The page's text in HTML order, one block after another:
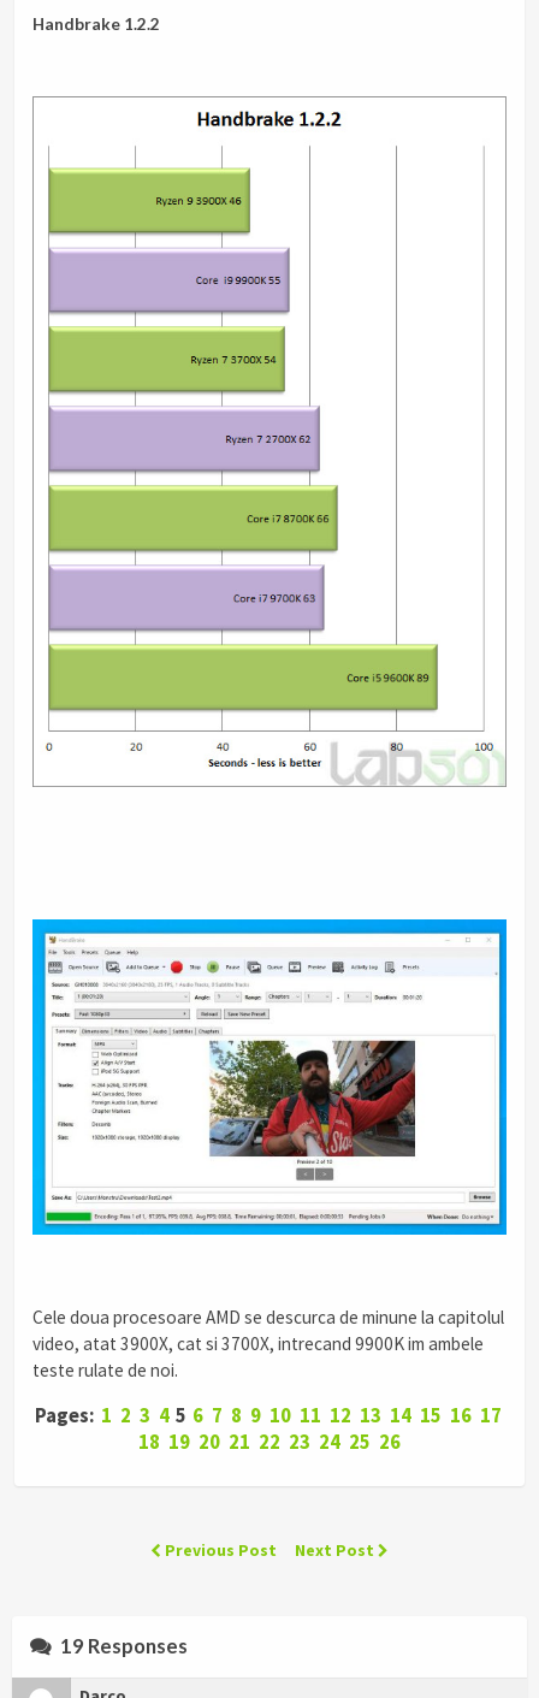
Handbrake 1.2.2
Cele doua procesoare AMD se descurca de minune la capitolul
video, atat 3900X, cat si 3700X, intrecand 9900K im ambele
teste rulate de noi.
Pages: 1 2 3 4 5 6 7 8 9 10 11 12 13 14 15 16 17
18 19 20 21 22 23 24 25 26
Previous Post Next Post
19 Responses